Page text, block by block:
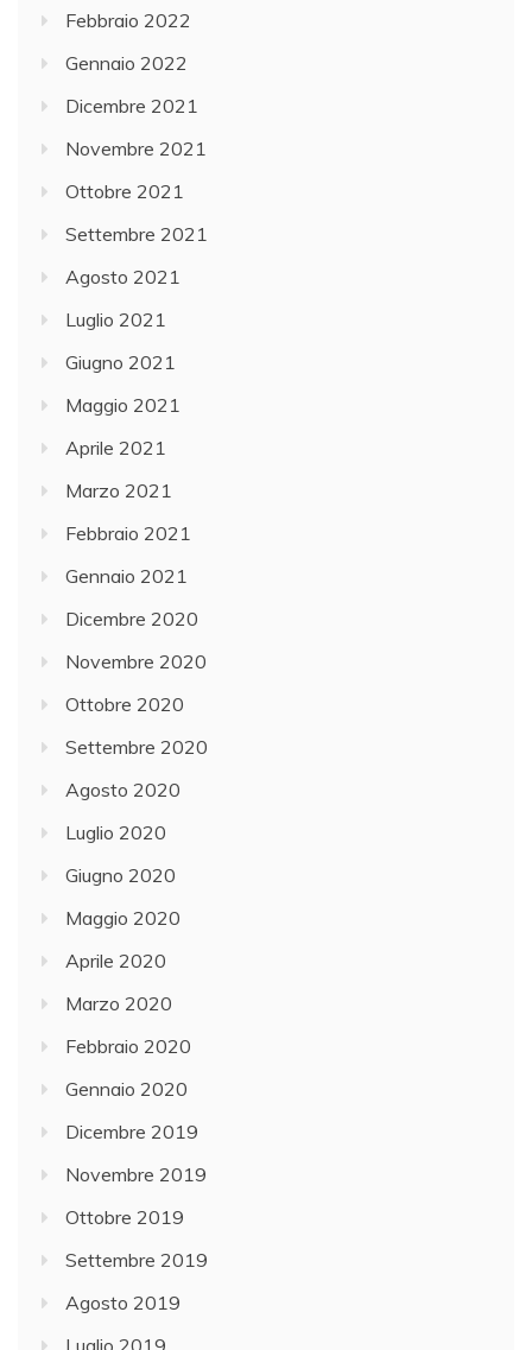
a
e
c
m
p
t
a
t
n
e
l
a
r
o
d
e
t
r
i
n
n
i
2
0
1
-
2
0
Febbraio 2022
Gennaio 2022
Dicembre 2021
Novembre 2021
Ottobre 2021
Settembre 2021
Agosto 2021
Luglio 2021
Giugno 2021
Maggio 2021
Aprile 2021
Marzo 2021
Febbraio 2021
Gennaio 2021
Dicembre 2020
Novembre 2020
Ottobre 2020
Settembre 2020
Agosto 2020
Luglio 2020
Giugno 2020
Maggio 2020
Aprile 2020
Marzo 2020
Febbraio 2020
Gennaio 2020
Dicembre 2019
Novembre 2019
Ottobre 2019
Settembre 2019
Agosto 2019